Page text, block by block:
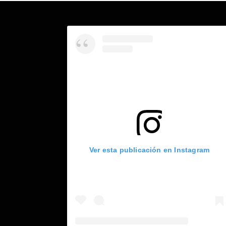
Ver esta publicación en Instagram